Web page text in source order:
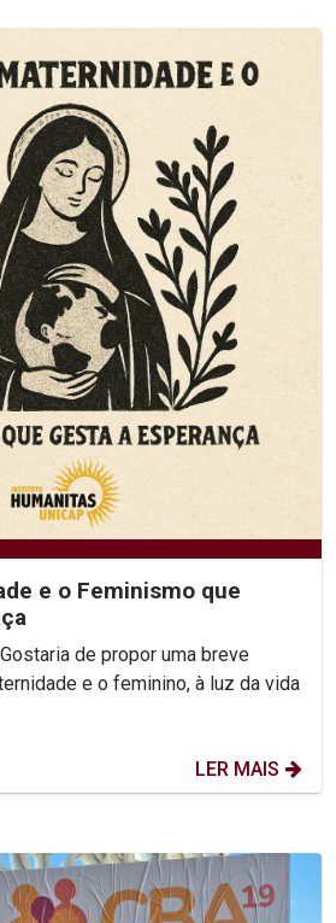
e o Feminismo que
e o feminino, à luz da vida
LER MAIS